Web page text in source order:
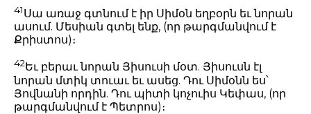
41Սա առաջ գտնում է իր Սիմօն եղբօրն եւ նորան
ասում. Մեսիան գտել ենք, (որ թարգմանվում է
Քրիստոս)։
42Եւ բերաւ նորան Յիսուսի մօտ. Յիսուսն էլ
նորան մտիկ տուաւ եւ ասեց. Դու Սիմօնն ես՝
Յովնանի որդին. Դու պիտի կոչուիս Կեփաս, (որ
թարգմանվում է Պետրոս)։